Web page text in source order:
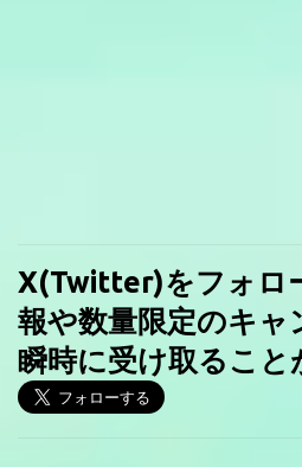
X(Twitter)をフォロ
報や数量限定のキャ
瞬時に受け取ること